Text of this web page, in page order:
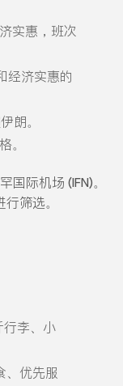
济实惠，班次
经济实惠的
朗。
。
国际机场 (IFN)。
筛选。
行李、小
、优先服